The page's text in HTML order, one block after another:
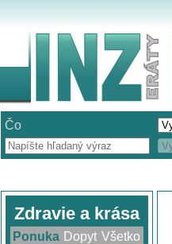
Čo
Zdravie a krása
Ponuka Dopyt Všetko